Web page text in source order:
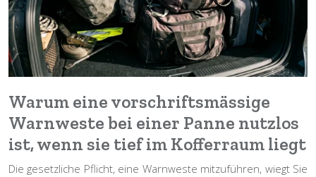
Warum eine vorschriftsmässige
Warnweste bei einer Panne nutzlos
ist, wenn sie tief im Kofferraum liegt
Die gesetzliche Pflicht, eine Warnweste mitzuführen, wiegt Sie